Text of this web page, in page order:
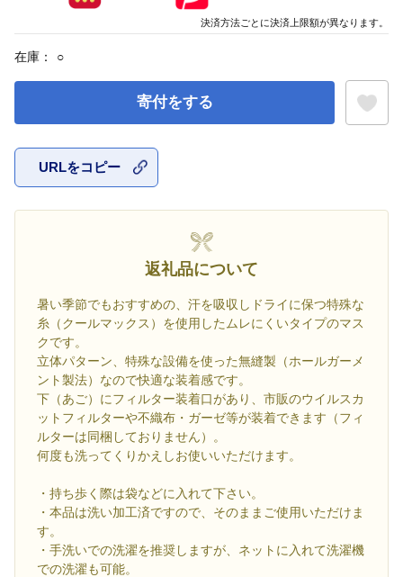
在庫： ○
寄付をする
URLをコピー
返礼品について
暑い季節でもおすすめの、汗を吸収しドライに保つ特殊な
糸（クールマックス）を使用したムレにくいタイプのマス
クです。
立体パターン、特殊な設備を使った無縫製（ホールガーメ
ント製法）なので快適な装着感です。
下（あご）にフィルター装着口があり、市販のウイルスカ
ットフィルターや不織布・ガーゼ等が装着できます（フィ
ルターは同梱しておりません）。
何度も洗ってくりかえしお使いいただけます。
・持ち歩く際は袋などに入れて下さい。
・本品は洗い加工済ですので、そのままご使用いただけま
す。
・手洗いでの洗濯を推奨しますが、ネットに入れて洗濯機
での洗濯も可能。
決済方法ごとに決済上限額が異なります。